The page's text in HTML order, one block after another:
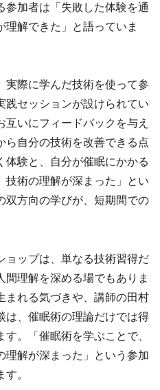
参加者は「失敗した体験を通
理解できた」と語っていま
実際に学んだ技術を使って参
践セッションが設けられてい
互いにフィードバックを与え
ら自分の技術を改善できる点
体験と、自分が催眠にかかる
技術の理解が深まった」とい
双方向の学びが、短期間での
ョップは、単なる技術習得だ
理解を深める場でもありま
まれる気づきや、講師の田村
は、催眠術の理論だけでは得
。「催眠術を学ぶことで、
理解が深まった」という参加
。